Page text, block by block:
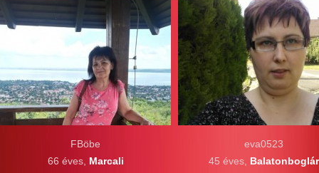
FBöbe
66 éves, Marcali
eva0523
45 éves, Balatonboglár